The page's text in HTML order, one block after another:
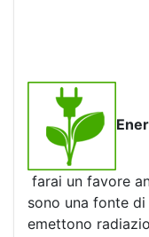
farai un favore
sono una fonte
emettono